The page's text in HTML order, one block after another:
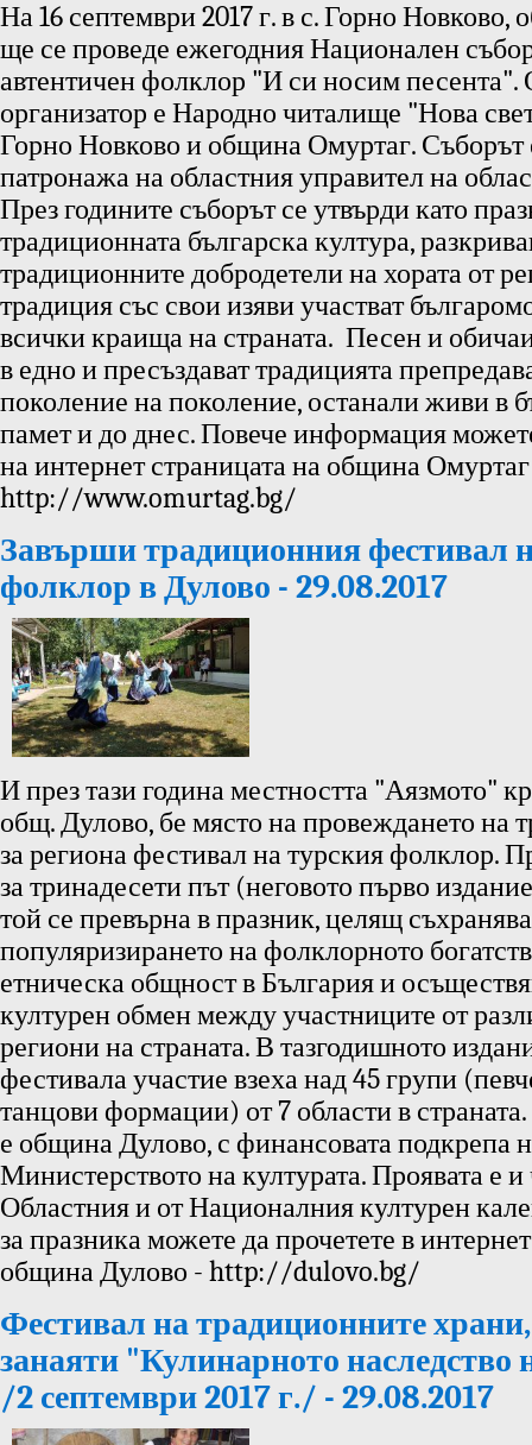
На 16 септември 2017 г. в с. Горно Новково,
ще се проведе ежегодния Национален
автентичен фолклор "И си носим песента".
организатор е Народно читалище "Нова
Горно Новково и община Омуртаг. Съборът
патронажа на областния управител на
През годините съборът се утвърди като
традиционната българска култура,
традиционните добродетели на хората от
традиция със свои изяви участват
всички краища на страната. Песен и
в едно и пресъздават традицията
поколение на поколение, останали живи в
памет и до днес. Повече информация
на интернет страницата на община
http://www.omurtag.bg/
Завърши традиционния фестивал
фолклор в Дулово - 29.08.2017
И през тази година местността "Аязмото"
общ. Дулово, бе място на провеждането на
за региона фестивал на турския фолклор.
за тринадесети път (неговото първо
той се превърна в празник, целящ
популяризирането на фолклорното
етническа общност в България и
културен обмен между участниците от
региони на страната. В тазгодишното
фестивала участие взеха над 45 групи
танцови формации) от 7 области в
е община Дулово, с финансовата подкрепа
Министерството на културата. Проявата е и
Областния и от Националния културен
за празника можете да прочетете в
община Дулово - http://dulovo.bg/
Фестивал на традиционните
занаяти "Кулинарното наследство
/2 септември 2017 г./ - 29.08.2017